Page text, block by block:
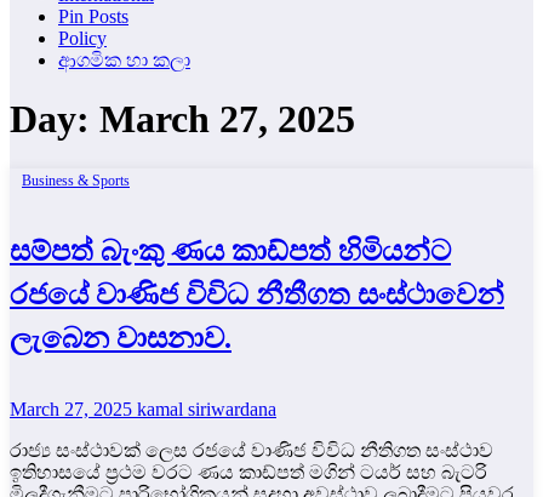
Pin Posts
Policy
ආගමික හා කලා
Day: March 27, 2025
Business & Sports
සම්පත් බැංකු ණය කාඩ්පත් හිමියන්ට
රජයේ වාණිජ විවිධ නීතීගත සංස්ථාවෙන්
ලැබෙන වාසනාව.
March 27, 2025 kamal siriwardana
රාජ්‍ය සංස්ථාවක් ලෙස රජයේ වාණිජ විවිධ නීතිගත සංස්ථාව
ඉතිහාසයේ ප්‍රථම වරට ණය කාඩ්පත් මගින් ටයර් සහ බැටරි